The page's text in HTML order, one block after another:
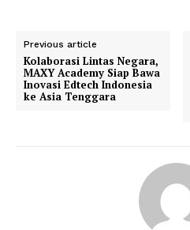
Previous article
Kolaborasi Lintas Negara,
MAXY Academy Siap Bawa
Inovasi Edtech Indonesia
ke Asia Tenggara